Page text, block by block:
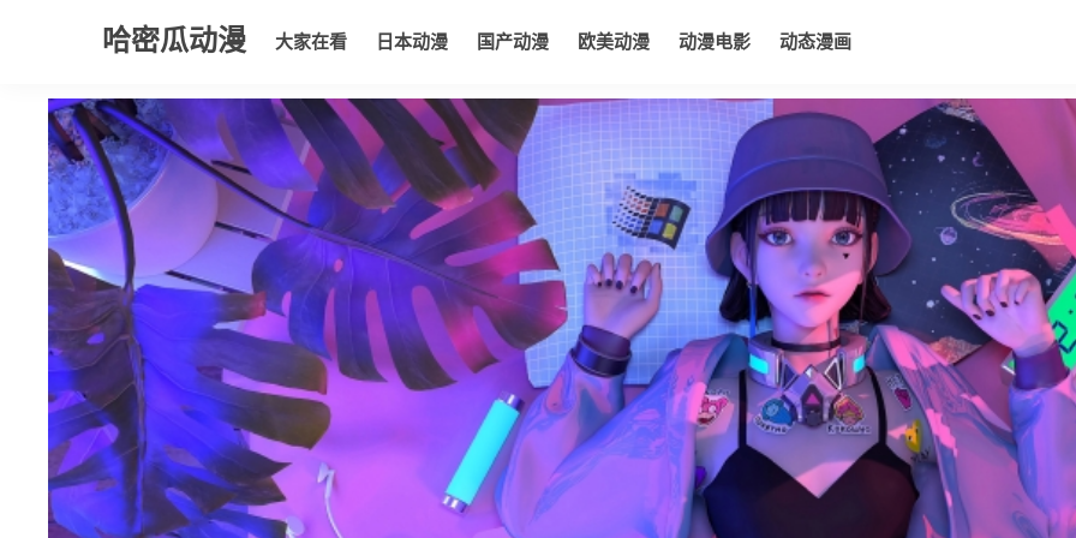
哈密瓜动漫 大家在看 日本动漫 国产动漫 欧美动漫 动漫电影 动态漫画
大家在看 日本动漫 国产动漫 欧美动漫 动漫电影 动态漫画